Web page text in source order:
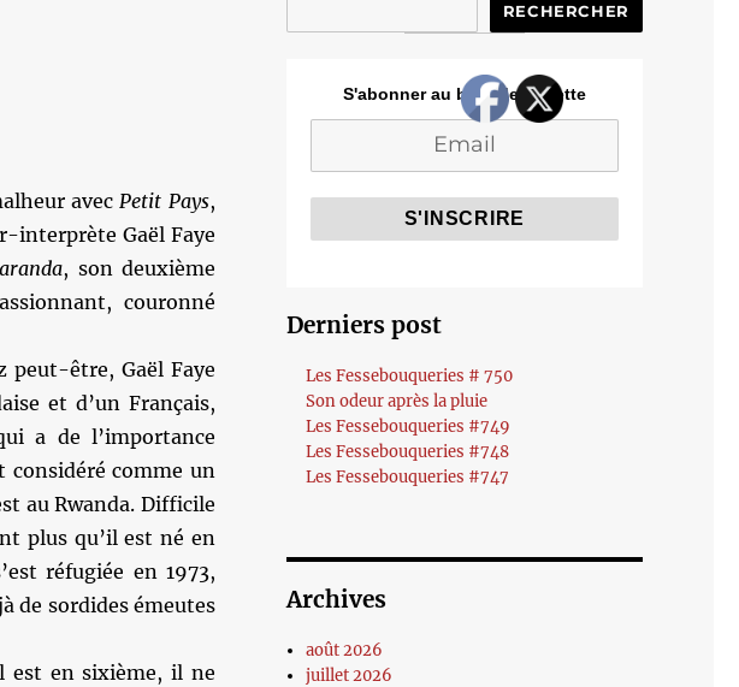
avecPetit Pays,
interprète Gaël Faye
, son deuxième
couronné
peut-être, Gaël Faye
et d’un Français,
a de l’importance
considéré comme un
au Rwanda. Difficile
plus qu’il est né en
réfugiée en 1973,
de sordides émeutes
est en sixième, il ne
RECHERCHER
S'abonner au blog de Cozette
Derniers post
Les Fessebouqueries # 750
Son odeur après la pluie
Les Fessebouqueries #749
Les Fessebouqueries #748
Les Fessebouqueries #747
Archives
août 2026
juillet 2026